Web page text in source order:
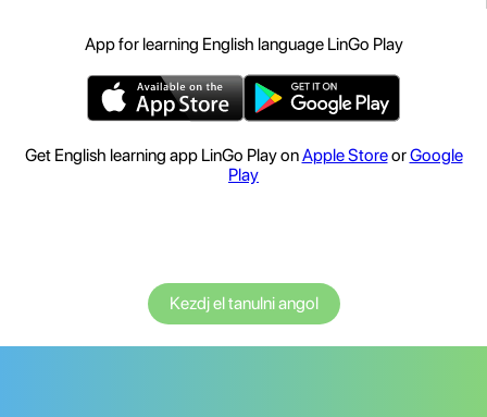
App for learning English language LinGo Play
Get English learning app LinGo Play onApple StoreorGoogle
Play
Kezdj el tanulni angol